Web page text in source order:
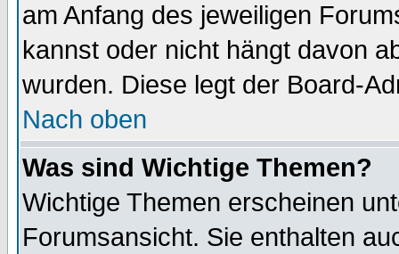
am Anfang des jeweiligen
kannst oder nicht hängt davon
wurden. Diese legt der Board-
Nach oben
Was sind Wichtige Themen?
Wichtige Themen erscheinen
Forumsansicht. Sie enthalten